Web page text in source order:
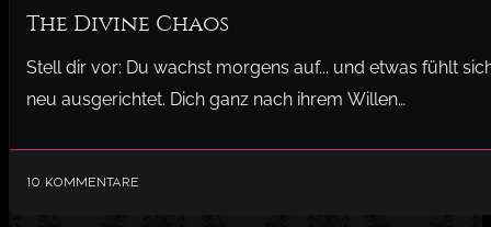
The Divine Chaos
Stell dir vor: Du wachst morgens auf... und etwas fühlt
neu ausgerichtet. Dich ganz nach ihrem Willen…
10 Kommentare